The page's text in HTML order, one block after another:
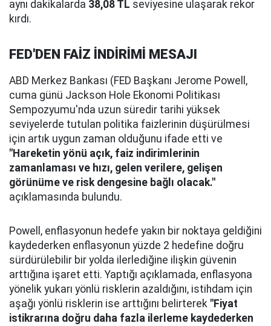
aynı dakikalarda 38,08 TL seviyesine ulaşarak rekor
kırdı.
FED'DEN FAİZ İNDİRİMİ MESAJI
ABD Merkez Bankası (FED Başkanı Jerome Powell,
cuma günü Jackson Hole Ekonomi Politikası
Sempozyumu'nda uzun süredir tarihi yüksek
seviyelerde tutulan politika faizlerinin düşürülmesi
için artık uygun zaman olduğunu ifade etti ve
"Hareketin yönü açık, faiz indirimlerinin
zamanlaması ve hızı, gelen verilere, gelişen
görünüme ve risk dengesine bağlı olacak."
açıklamasında bulundu.
Powell, enflasyonun hedefe yakın bir noktaya geldiğini
kaydederken enflasyonun yüzde 2 hedefine doğru
sürdürülebilir bir yolda ilerlediğine ilişkin güvenin
arttığına işaret etti. Yaptığı açıklamada, enflasyona
yönelik yukarı yönlü risklerin azaldığını, istihdam için
aşağı yönlü risklerin ise arttığını belirterek "Fiyat
istikrarına doğru daha fazla ilerleme kaydederken